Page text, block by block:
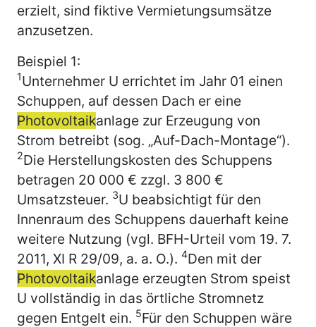
erzielt, sind fiktive Vermietungsumsätze
anzusetzen.
Beispiel 1:
1Unternehmer U errichtet im Jahr 01 einen
Schuppen, auf dessen Dach er eine
Photovoltaikanlage zur Erzeugung von
Strom betreibt (sog. „Auf-Dach-Montage“).
2Die Herstellungskosten des Schuppens
betragen 20 000 € zzgl. 3 800 €
Umsatzsteuer. 3U beabsichtigt für den
Innenraum des Schuppens dauerhaft keine
weitere Nutzung (vgl. BFH-Urteil vom 19. 7.
2011, XI R 29/09, a. a. O.). 4Den mit der
Photovoltaikanlage erzeugten Strom speist
U vollständig in das örtliche Stromnetz
gegen Entgelt ein. 5Für den Schuppen wäre